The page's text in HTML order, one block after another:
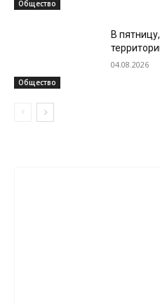
Общество
Общество
В
04.08.2026